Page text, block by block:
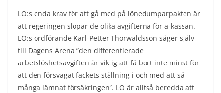
LO:s enda krav för att gå med på lönedumparpakten är
att regeringen slopar de olika avgifterna för a-kassan.
LO:s ordförande Karl-Petter Thorwaldsson säger själv
till Dagens Arena ”den differentierade
arbetslöshetsavgiften är viktig att få bort inte minst för
att den försvagat fackets ställning i och med att så
många lämnat försäkringen”. LO är alltså beredda att